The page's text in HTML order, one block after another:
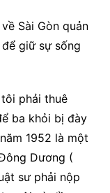
Sài Gòn quản
giữ sự sống
phải thuê
ba khỏi bị đày
1952 là một
Dương (
sư phải nộp